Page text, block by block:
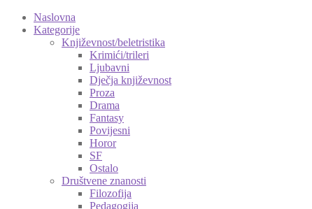
Naslovna
Kategorije
Književnost/beletristika
Krimići/trileri
Ljubavni
Dječja književnost
Proza
Drama
Fantasy
Povijesni
Horor
SF
Ostalo
Društvene znanosti
Filozofija
Pedagogija